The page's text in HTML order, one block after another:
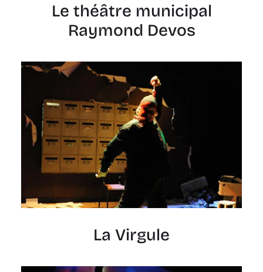
Le théâtre municipal
Raymond Devos
La Virgule